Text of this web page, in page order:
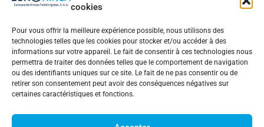
cookies
Pour vous offrir la meilleure expérience possible, nous utilisons des
technologies telles que les cookies pour stocker et/ou accéder à des
informations sur votre appareil. Le fait de consentir à ces technologies nous
permettra de traiter des données telles que le comportement de navigation
ou des identifiants uniques sur ce site. Le fait de ne pas consentir ou de
retirer son consentement peut avoir des conséquences négatives sur
certaines caractéristiques et fonctions.
"Spécialistes de la construction de tunnels".